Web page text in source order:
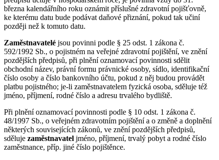
března kalendářního roku oznámit příslušné zdravotní pojišťovně,
ke kterému datu bude podávat daňové přiznání, pokud tak učiní
později než k tomuto datu.
Zaměstnavatelé jsou povinni podle § 25 odst. 1 zákona č.
592/1992 Sb., o pojistném na veřejné zdravotní pojištění, ve znění
pozdějších předpisů, při plnění oznamovací povinnosti sdělit
obchodní název, právní formu právnické osoby, sídlo, identifikační
číslo osoby a číslo bankovního účtu, pokud z něj budou provádět
platbu pojistného; je-li zaměstnavatelem fyzická osoba, sděluje též
jméno, příjmení, rodné číslo a adresu trvalého bydliště.
Při plnění oznamovací povinnosti podle § 10 odst. 1 zákona č.
48/1997 Sb., o veřejném zdravotním pojištění a o změně a doplnění
některých souvisejících zákonů, ve znění pozdějších předpisů,
sděluje zaměstnavatel jméno, příjmení, trvalý pobyt a rodné číslo
zaměstnance, příp. jiné číslo pojištěnce.